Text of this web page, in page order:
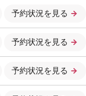
予約状況を見る
予約状況を見る
予約状況を見る